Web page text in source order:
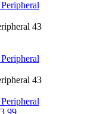
43
43